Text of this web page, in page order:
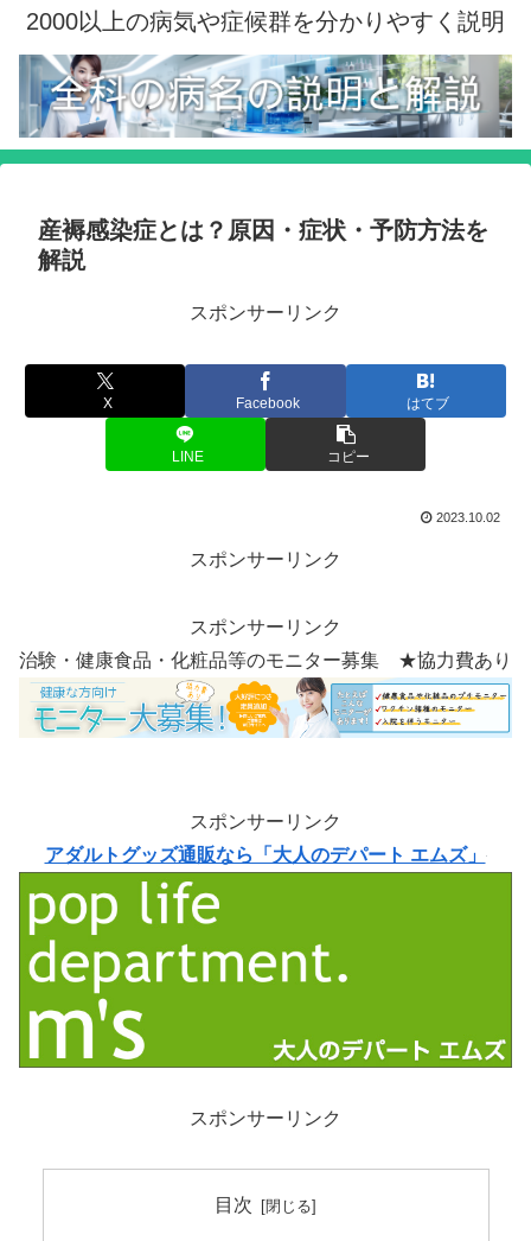
2000以上の病気や症候群を分かりやすく説明
産褥感染症とは？原因・症状・予防方法を
解説
スポンサーリンク
X Facebook はてブ
LINE コピー
2023.10.02
スポンサーリンク
スポンサーリンク
治験・健康食品・化粧品等のモニター募集 ★協力費あり
スポンサーリンク
アダルトグッズ通販なら「大人のデパート エムズ」
スポンサーリンク
目次